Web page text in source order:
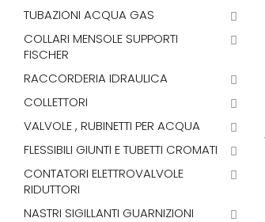
TUBAZIONI ACQUA GAS
COLLARI MENSOLE SUPPORTI
FISCHER
RACCORDERIA IDRAULICA
COLLETTORI
VALVOLE , RUBINETTI PER ACQUA
FLESSIBILI GIUNTI E TUBETTI CROMATI
CONTATORI ELETTROVALVOLE
RIDUTTORI
NASTRI SIGILLANTI GUARNIZIONI